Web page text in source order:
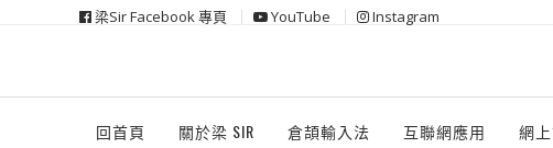
梁Sir Facebook 專頁 YouTube Instagram
回首頁 關於梁 SIR 倉頡輸入法 互聯網應用 網